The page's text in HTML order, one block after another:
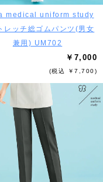
medical uniform study
レッチ総ゴムパンツ(男女
兼用) UM702
￥7,000
(税込 ￥7,700)